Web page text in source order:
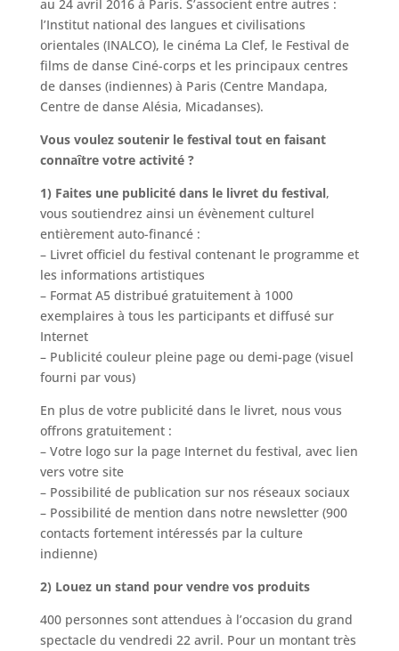
au 24 avril 2016 à Paris. S’associent entre autres :
l’Institut national des langues et civilisations
orientales (INALCO), le cinéma La Clef, le Festival de
films de danse Ciné-corps et les principaux centres
de danses (indiennes) à Paris (Centre Mandapa,
Centre de danse Alésia, Micadanses).
Vous voulez soutenir le festival tout en faisant
connaître votre activité ?
1) Faites une publicité dans le livret du festival,
vous soutiendrez ainsi un évènement culturel
entièrement auto-financé :
– Livret officiel du festival contenant le programme et
les informations artistiques
– Format A5 distribué gratuitement à 1000
exemplaires à tous les participants et diffusé sur
Internet
– Publicité couleur pleine page ou demi-page (visuel
fourni par vous)
En plus de votre publicité dans le livret, nous vous
offrons gratuitement :
– Votre logo sur la page Internet du festival, avec lien
vers votre site
– Possibilité de publication sur nos réseaux sociaux
– Possibilité de mention dans notre newsletter (900
contacts fortement intéressés par la culture
indienne)
2) Louez un stand pour vendre vos produits
400 personnes sont attendues à l’occasion du grand
spectacle du vendredi 22 avril. Pour un montant très